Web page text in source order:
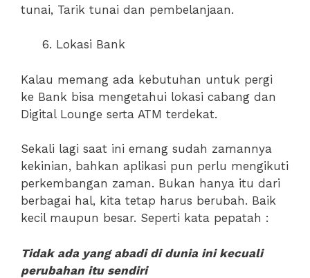
tunai, Tarik tunai dan pembelanjaan.
Lokasi Bank
Kalau memang ada kebutuhan untuk pergi
ke Bank bisa mengetahui lokasi cabang dan
Digital Lounge serta ATM terdekat.
Sekali lagi saat ini emang sudah zamannya
kekinian, bahkan aplikasi pun perlu mengikuti
perkembangan zaman. Bukan hanya itu dari
berbagai hal, kita tetap harus berubah. Baik
kecil maupun besar. Seperti kata pepatah :
Tidak ada yang abadi di dunia ini kecuali
perubahan itu sendiri